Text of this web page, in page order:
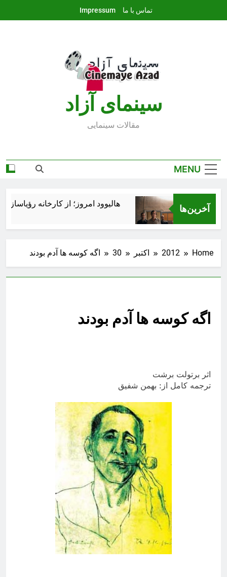
تماس با ما Impressum
سينماى آزاد
مقالات سينمايى
MENU
آخرین‌ها هالیوود امروز؛ از کارخانه
Home
2012 اکتبر 30 اگه کوسه ها آدم بودند
اگه کوسه ها آدم بودند
اثر برتولت برشت
ترجمه کامل از: بهمن شفیق